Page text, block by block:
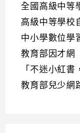
全國高級中等
高級中等學校
中小學數位學
教育部因才網
「不迷小紅
教育部兒少網